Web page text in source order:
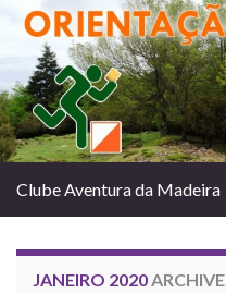
Clube Aventura da Madeira
JANEIRO 2020ARCHIVE